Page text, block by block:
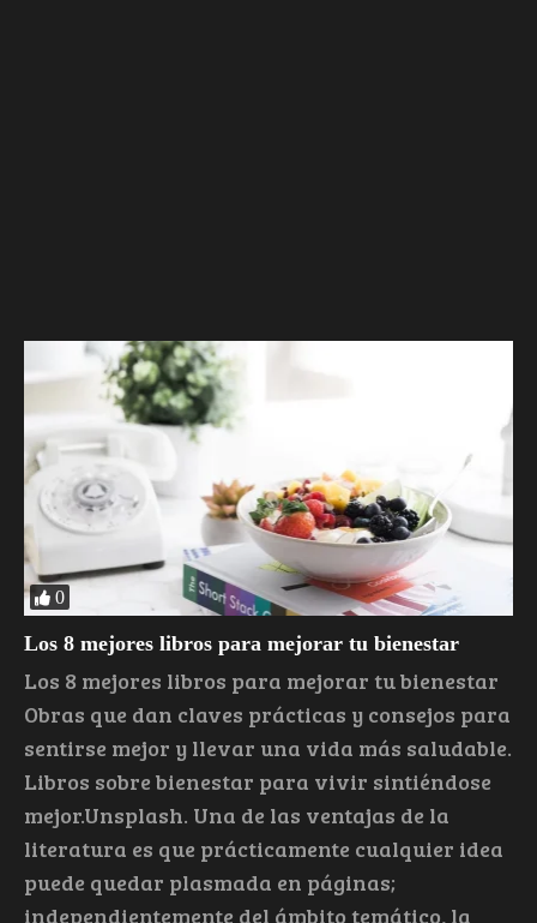
0
Los 8 mejores libros para mejorar tu bienestar
Los 8 mejores libros para mejorar tu bienestar
Obras que dan claves prácticas y consejos para
sentirse mejor y llevar una vida más saludable.
Libros sobre bienestar para vivir sintiéndose
mejor.Unsplash. Una de las ventajas de la
literatura es que prácticamente cualquier idea
puede quedar plasmada en páginas;
independientemente del ámbito temático, la